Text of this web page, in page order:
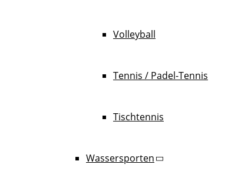
Volleyball
Tennis / Padel-Tennis
Tischtennis
Wassersporten